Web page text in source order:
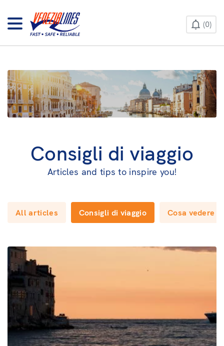
0
HELP & INFO
Consigli di viaggio
Articles and tips to inspire you!
All articles Consigli di viaggio Cosa vedere